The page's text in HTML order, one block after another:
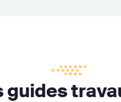
guides